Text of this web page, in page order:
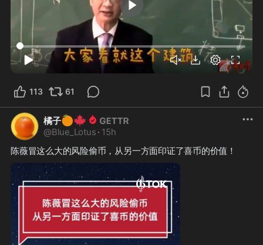
10:00
113 61
橘子🍊🍁
@Blue_Lotus · 15h
陈薇冒这么大的风险偷币，从另一方面印证了喜币的价值！